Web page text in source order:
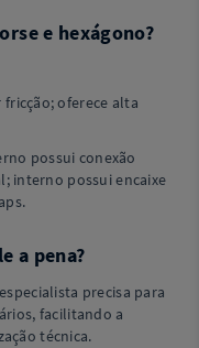
e hexágono?
fricção; oferece alta
possui conexão
interno possui encaixe
a pena?
precisa para
facilitando a
técnica.